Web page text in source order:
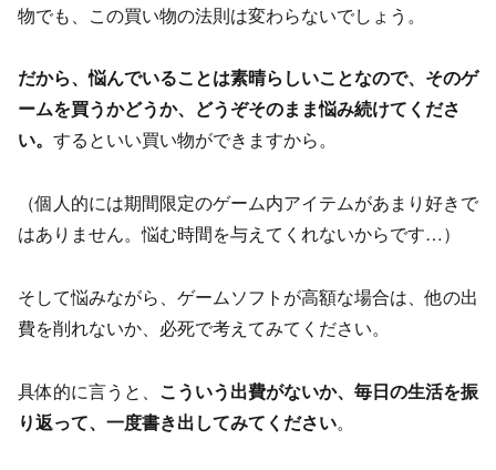
物でも、この買い物の法則は変わらないでしょう。
だから、悩んでいることは素晴らしいことなので、そのゲ
ームを買うかどうか、どうぞそのまま悩み続けてくださ
い。 するといい買い物ができますから。
（個人的には期間限定のゲーム内アイテムがあまり好きで
はありません。悩む時間を与えてくれないからです…）
そして悩みながら、ゲームソフトが高額な場合は、他の出
費を削れないか、必死で考えてみてください。
具体的に言うと、 こういう出費がないか、毎日の生活を振
り返って、一度書き出してみてください。